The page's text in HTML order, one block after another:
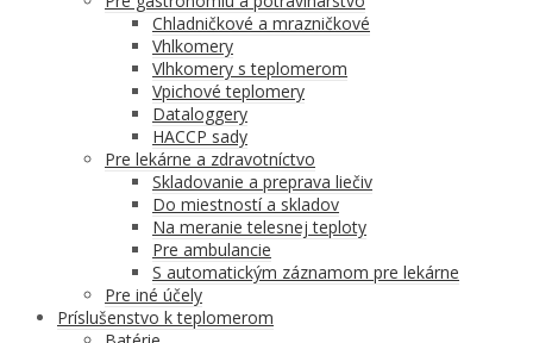
Chladničkové a mrazničkové
Vhlkomery
Vlhkomery s teplomerom
Vpichové teplomery
Dataloggery
HACCP sady
Pre lekárne a zdravotníctvo
Skladovanie a preprava liečiv
Do miestností a skladov
Na meranie telesnej teploty
Pre ambulancie
S automatickým záznamom pre lekárne
Pre iné účely
Príslušenstvo k teplomerom